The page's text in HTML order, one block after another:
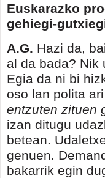
Euskarazko
gehiegi-
A.G. Hazi da,
al da bada? Nik
Egia da ni bi
oso lan polita
entzuten zituen
izan ditugu
betean.
genuen.
bakarrik egin